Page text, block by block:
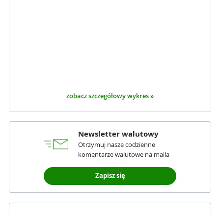
zobacz szczegółowy wykres »
Newsletter walutowy
Otrzymuj nasze codzienne
komentarze walutowe na maila
Zapisz się